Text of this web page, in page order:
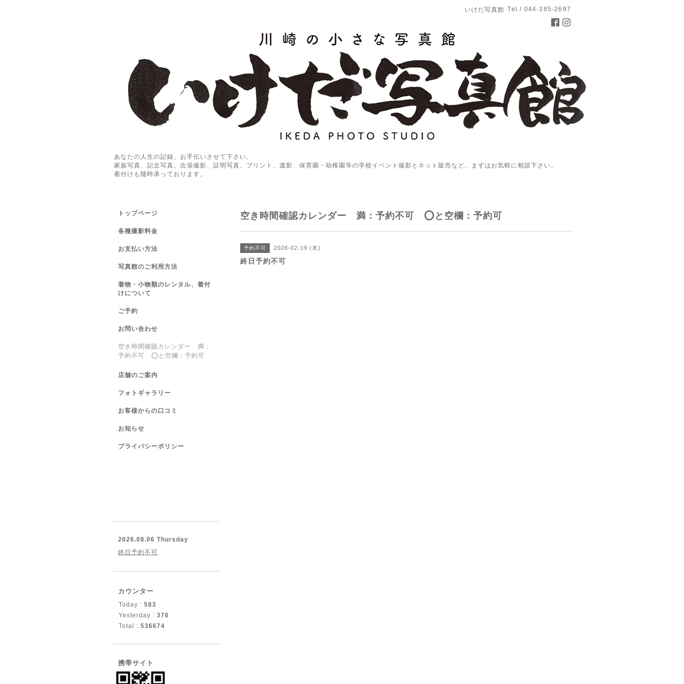
いけだ写真館 Tel / 044-385-2697
あなたの人生の記録、お手伝いさせて下さい。
家族写真、記念写真、出張撮影、証明写真、プリント、遺影、保育園・幼稚園等の学校イベント撮影とネット販売など、まずはお気軽に相談下さい。
着付けも随時承っております。
空き時間確認カレンダー 満：予約不可 ⭕️と空欄：予約可
予約不可 2026-02-19 (木)
終日予約不可
トップページ
各種撮影料金
お支払い方法
写真館のご利用方法
着物・小物類のレンタル、着付
けについて
ご予約
お問い合わせ
空き時間確認カレンダー 満：
予約不可 ⭕️と空欄：予約可
店舗のご案内
フォトギャラリー
お客様からの口コミ
お知らせ
プライバシーポリシー
2026.08.06 Thursday
終日予約不可
カウンター
Today : 583
Yesterday : 376
Total : 536674
携帯サイト